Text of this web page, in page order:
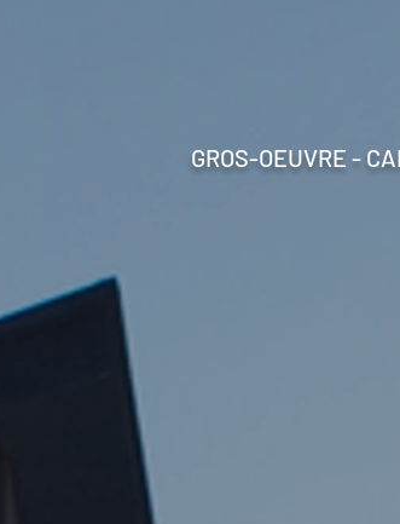
GROS-OEUVRE -